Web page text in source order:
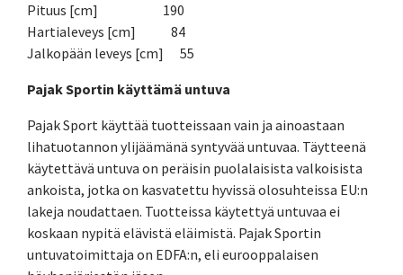
Pituus [cm] 190
Hartialeveys [cm] 84
Jalkopään leveys [cm] 55
Pajak Sportin käyttämä untuva
Pajak Sport käyttää tuotteissaan vain ja ainoastaan
lihatuotannon ylijäämänä syntyvää untuvaa. Täytteenä
käytettävä untuva on peräisin puolalaisista valkoisista
ankoista, jotka on kasvatettu hyvissä olosuhteissa EU:n
lakeja noudattaen. Tuotteissa käytettyä untuvaa ei
koskaan nypitä elävistä eläimistä. Pajak Sportin
untuvatoimittaja on EDFA:n, eli eurooppalaisen